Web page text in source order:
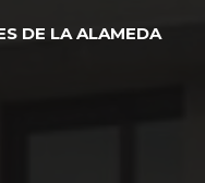
DE LA ALAMEDA